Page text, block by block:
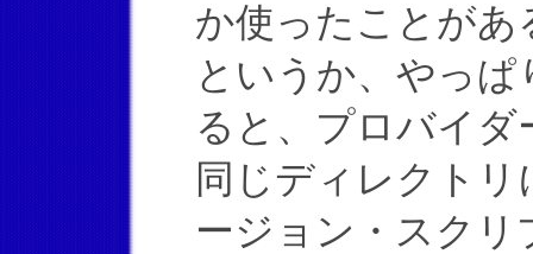
か使ったことがあ
というか、やっぱ
ると、プロバイダ
同じディレクトリ
ージョン・スク